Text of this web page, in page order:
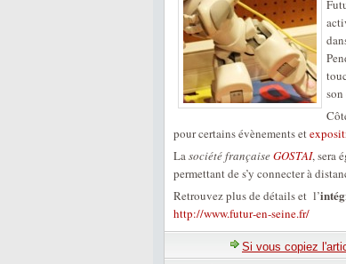
pour certains évènements et
Lasociété françaiseGOSTAI, sera
permettant de s’y connecter à
Retrouvez plus de détails et l’
http://www.futur‐en‐seine.fr/
Si vous copiez